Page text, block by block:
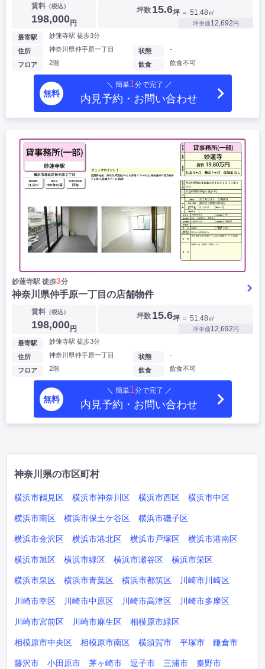
賃料（税込）
198,000円
坪数 15.6坪 ＝ 51.48㎡
坪単価12,692円
最寄駅 妙蓮寺駅 徒歩3分
住所 神奈川県仲手原一丁目
フロア 2階
状態 -
飲食 飲食不可
無料
＼ 簡単1分で完了 ／
内見予約・お問い合わせ
妙蓮寺駅 徒歩3分
神奈川県仲手原一丁目の店舗物件
賃料（税込）
198,000円
坪数 15.6坪 ＝ 51.48㎡
坪単価12,692円
最寄駅 妙蓮寺駅 徒歩3分
住所 神奈川県仲手原一丁目
フロア 2階
状態 -
飲食 飲食不可
無料
＼ 簡単1分で完了 ／
内見予約・お問い合わせ
神奈川県の市区町村
横浜市鶴見区 横浜市神奈川区 横浜市西区 横浜市中区
横浜市南区 横浜市保土ケ谷区 横浜市磯子区
横浜市金沢区 横浜市港北区 横浜市戸塚区 横浜市港南区
横浜市旭区 横浜市緑区 横浜市瀬谷区 横浜市栄区
横浜市泉区 横浜市青葉区 横浜市都筑区 川崎市川崎区
川崎市幸区 川崎市中原区 川崎市高津区 川崎市多摩区
川崎市宮前区 川崎市麻生区 相模原市緑区
相模原市中央区 相模原市南区 横須賀市 平塚市 鎌倉市
藤沢市 小田原市 茅ヶ崎市 逗子市 三浦市 秦野市